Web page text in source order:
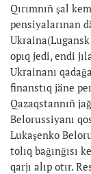
Qırımnıñ şal
pensiyalarınan
Ukraina(Lugansk
opıq jedi, endi
Ukrainanı
finanstıq jäne
Qazaqstannıñ
Belorussiyanı
Lukaşenko
tolıq bağınğısı
qarjı alıp otır.